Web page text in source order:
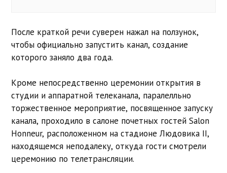
После краткой речи суверен нажал на ползунок,
чтобы официально запустить канал, создание
которого заняло два года.
Кроме непосредственно церемонии открытия в
студии и аппаратной телеканала, паралелльно
торжественное мероприятие, посвященное запуску
канала, проходило в салоне почетных гостей Salon
Honneur, расположенном на стадионе Людовика II,
находящемся неподалеку, откуда гости смотрели
церемонию по телетрансляции.